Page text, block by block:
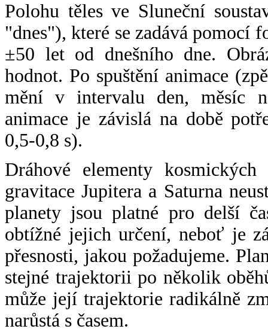
Polohu těles ve Sluneční
"dnes"), které se zadává pomocí
±50 let od dnešního dne.
hodnot. Po spuštění animace
mění v intervalu den, měsíc
animace je závislá na době
0,5-0,8 s).
Dráhové elementy
gravitace Jupitera a Saturna
planety jsou platné pro delší
obtížné jejich určení, neboť je
přesnosti, jakou požadujeme.
stejné trajektorii po několik
může její trajektorie radikálně
narůstá s časem.